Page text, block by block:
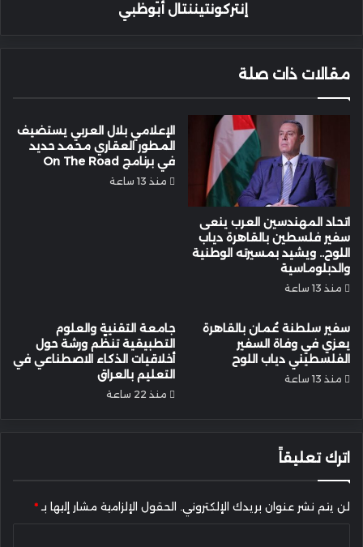
إنتركونتيننتال أبوظبي
مقالات ذات صلة
اتحاد المهندسين العرب ينعى
سفير فلسطين بالقاهرة دياب
اللوح.. ويشيد بمسيرته الوطنية
والدبلوماسية
منذ 13 ساعة
الإعلامي بلال العربي يستضيف
المطور العقاري محمد حديد
في برنامج On The Road
منذ 13 ساعة
سفير سلطنة عُمان بالقاهرة
يعزي في وفاة السفير
الفلسطيني دياب اللوح
منذ 13 ساعة
جامعة التقنية والعلوم
التطبيقية تنظّم ورشة حول
أخلاقيات الذكاء الاصطناعي في
التعليم بالعراق
منذ 22 ساعة
اترك تعليقاً
لن يتم نشر عنوان بريدك الإلكتروني. الحقول الإلزامية مشار إليها بـ *